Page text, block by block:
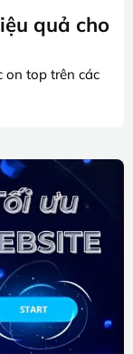
quả cho
on top trên các